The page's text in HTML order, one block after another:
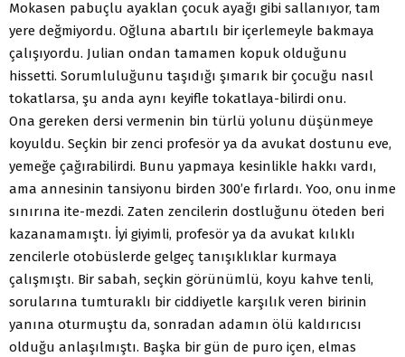
Mokasen pabuçlu ayaklan çocuk ayağı gibi sallanıyor, tam
yere değmiyordu. Oğluna abartılı bir içerlemeyle bakmaya
çalışıyordu. Julian ondan tamamen kopuk olduğunu
hissetti. Sorumluluğunu taşıdığı şımarık bir çocuğu nasıl
tokatlarsa, şu anda aynı keyifle tokatlaya-bilirdi onu.
Ona gereken dersi vermenin bin türlü yolunu düşünmeye
koyuldu. Seçkin bir zenci profesör ya da avukat dostunu eve,
yemeğe çağırabilirdi. Bunu yapmaya kesinlikle hakkı vardı,
ama annesinin tansiyonu birden 300’e fırlardı. Yoo, onu inme
sınırına ite-mezdi. Zaten zencilerin dostluğunu öteden beri
kazanamamıştı. İyi giyimli, profesör ya da avukat kılıklı
zencilerle otobüslerde gelgeç tanışıklıklar kurmaya
çalışmıştı. Bir sabah, seçkin görünümlü, koyu kahve tenli,
sorularına tumturaklı bir ciddiyetle karşılık veren birinin
yanına oturmuştu da, sonradan adamın ölü kaldırıcısı
olduğu anlaşılmıştı. Başka bir gün de puro içen, elmas